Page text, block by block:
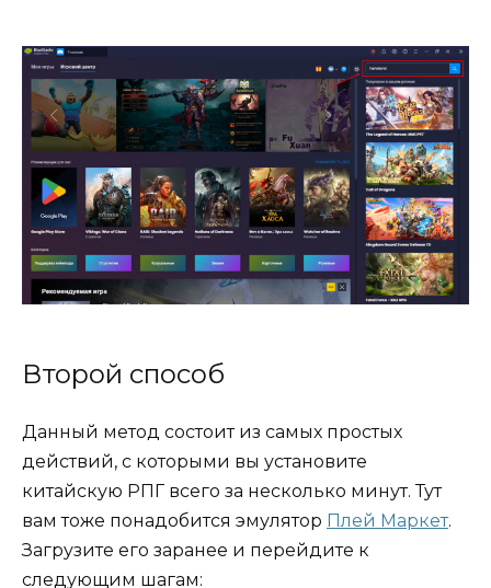
Второй способ
Данный метод состоит из самых простых
действий, с которыми вы установите
китайскую РПГ всего за несколько минут. Тут
вам тоже понадобится эмулятор Плей Маркет.
Загрузите его заранее и перейдите к
следующим шагам: